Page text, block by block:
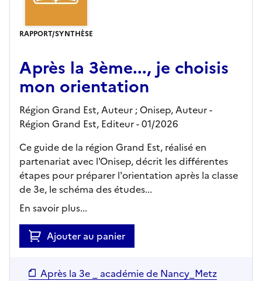
RAPPORT/SYNTHÈSE
Après la 3ème..., je choisis
mon orientation
Région Grand Est, Auteur ; Onisep, Auteur -
Région Grand Est, Editeur- 01/2026
Ce guide de la région Grand Est, réalisé en
partenariat avec l'Onisep, décrit les différentes
étapes pour préparer l'orientation après la classe
de 3e, le schéma des études...
En savoir plus...
Ajouter au panier
Après la 3e _ académie de Nancy_Metz